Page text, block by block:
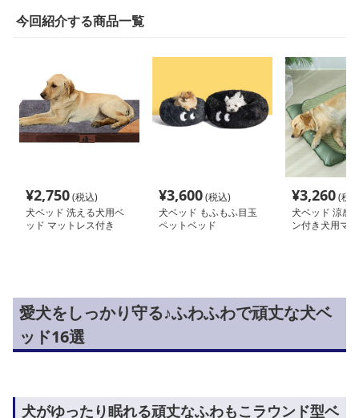
今回紹介する商品一覧
¥2,750(税込)
犬ベッド 洗える犬用ベ
ッド マットレス付き
¥3,600(税込)
犬ベッド もふもふ目玉
ペットベッド
¥3,260(税
犬ベッド 涼感
ン付き犬用マ
愛犬をしっかり守る♪ふわふわで頑丈な犬ベ
ッド16選
犬がゆったり眠れる頑丈なふわもこラウンド型ベ